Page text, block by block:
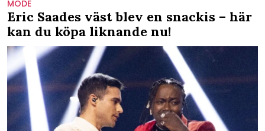
MODE
Eric Saades väst blev en snackis – här
kan du köpa liknande nu!